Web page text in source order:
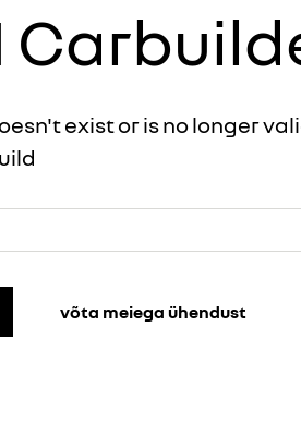
exist or is no longer
võta meiega ühendust